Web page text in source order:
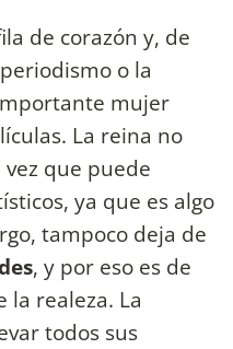
de corazón y, de
o la
mujer
La reina no
que puede
ya que es algo
tampoco deja de
, y por eso es de
la realeza. La
todos sus